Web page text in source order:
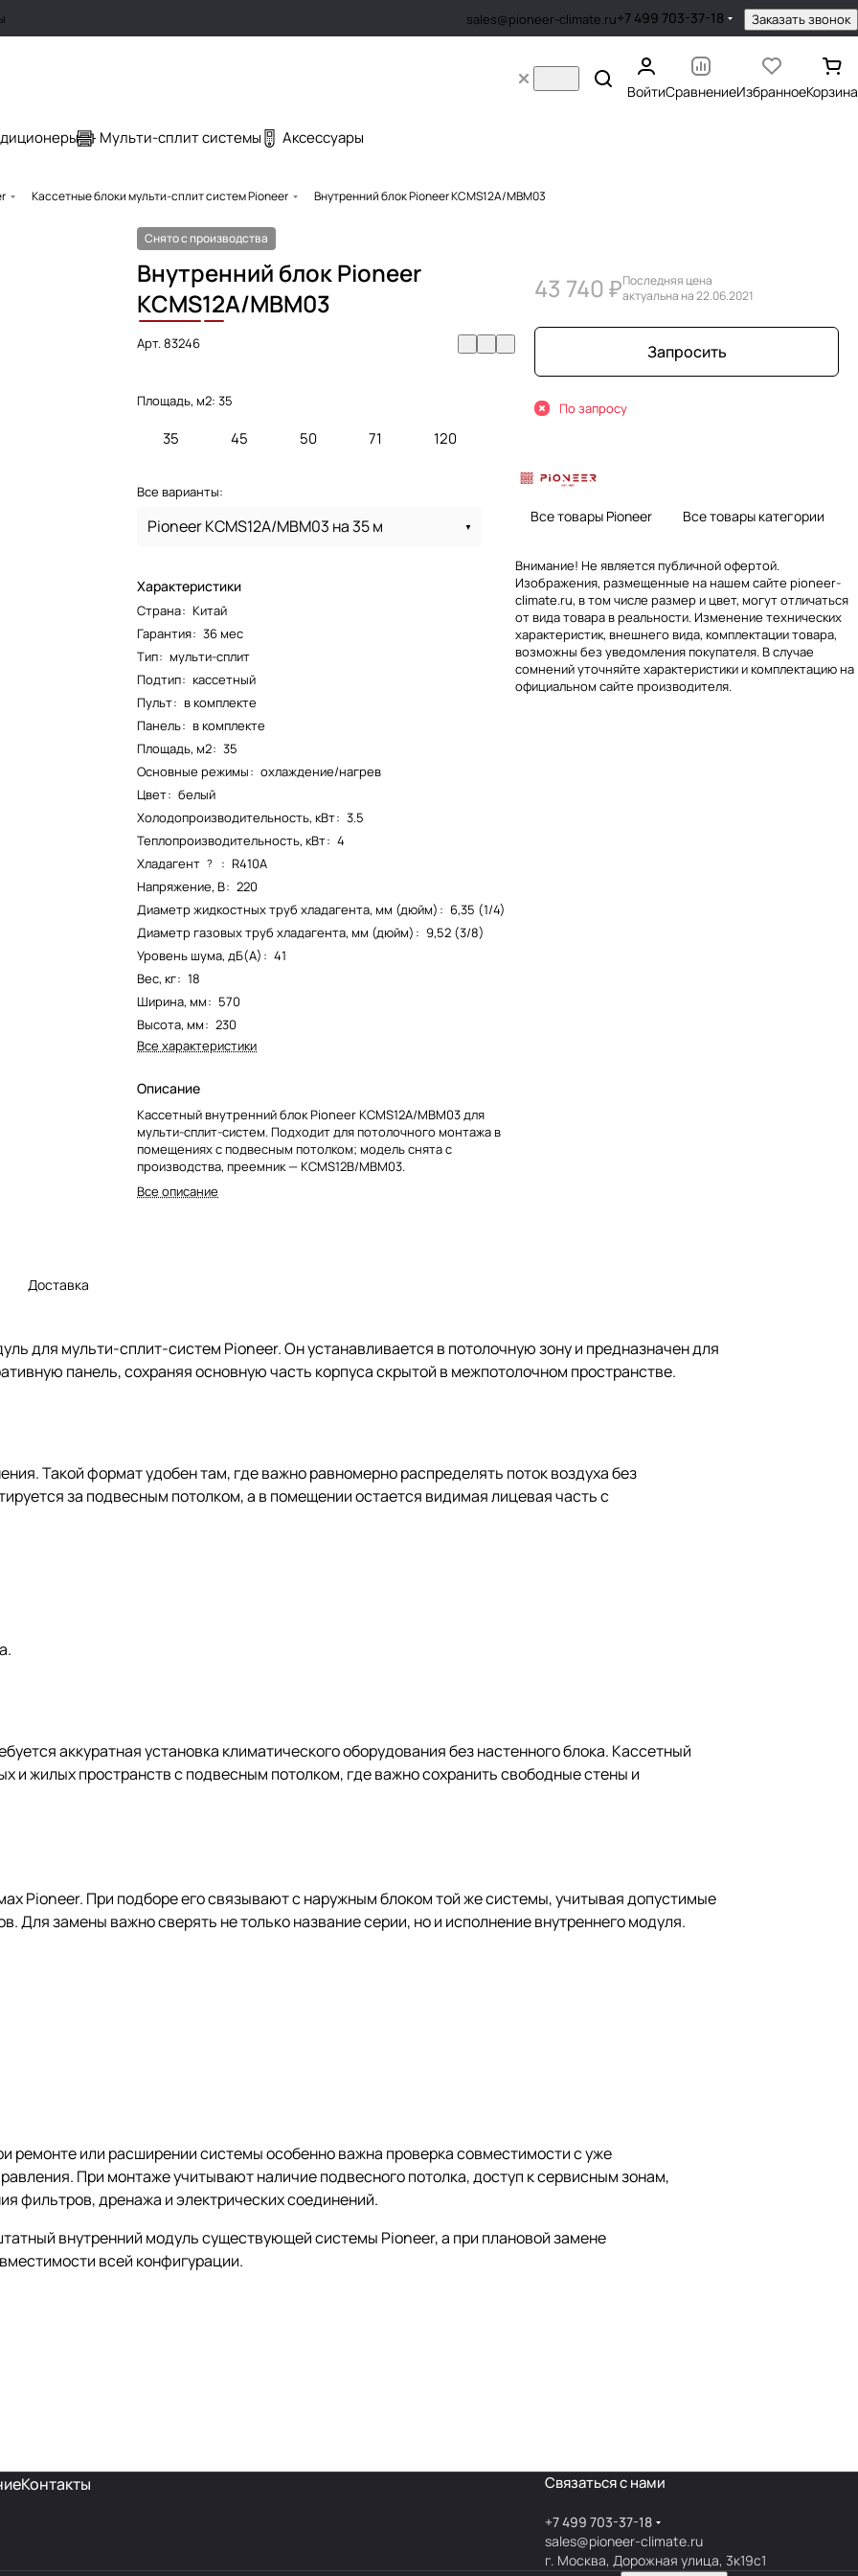
sales@pioneer-climate.ru+7 499 703-37-18 Заказать звонок
ВойтиСравнениеИзбранноеКорзина
Мульти-сплит системы Аксессуары
Кассетные блоки мульти-сплит систем Pioneer Внутренний блок Pioneer KCMS12A/MBM03
Снято с производства
Внутренний блок Pioneer
KCMS12A/MBM03
Арт.83246
Площадь, м2:35
35 45 50 71 120
Все варианты:
Pioneer KCMS12A/MBM03 на 35 м
Характеристики
Страна: Китай
Гарантия: 36 мес
Тип: мульти-сплит
Подтип: кассетный
Пульт: в комплекте
Панель: в комплекте
Площадь, м2: 35
Основные режимы: охлаждение/нагрев
Цвет: белый
Холодопроизводительность, кВт: 3.5
Теплопроизводительность, кВт: 4
Хладагент ? : R410A
Напряжение, В: 220
Диаметр жидкостных труб хладагента, мм (дюйм) : 6,35 (1/4)
Диаметр газовых труб хладагента, мм (дюйм) : 9,52 (3/8)
Уровень шума, дБ(А) : 41
Вес, кг: 18
Ширина, мм: 570
Высота, мм: 230
Все характеристики
Описание
Кассетный внутренний блок Pioneer KCMS12A/MBM03 для
мульти-сплит-систем. Подходит для потолочного монтажа в
помещениях с подвесным потолком; модель снята с
производства, преемник — KCMS12B/MBM03.
Все описание
43 740 ₽Последняя цена
актуальна на 22.06.2021
Запросить
По запросу
Все товары Pioneer Все товары категории
Внимание! Не является публичной офертой.
Изображения, размещенные на нашем сайте pioneer-
climate.ru, в том числе размер и цвет, могут отличаться
от вида товара в реальности. Изменение технических
характеристик, внешнего вида, комплектации товара,
возможны без уведомления покупателя. В случае
сомнений уточняйте характеристики и комплектацию на
официальном сайте производителя.
Доставка
для мульти-сплит-систем Pioneer. Он устанавливается в потолочную зону и предназначен для
панель, сохраняя основную часть корпуса скрытой в межпотолочном пространстве.
Такой формат удобен там, где важно равномерно распределять поток воздуха без
за подвесным потолком, а в помещении остается видимая лицевая часть с
аккуратная установка климатического оборудования без настенного блока. Кассетный
и жилых пространств с подвесным потолком, где важно сохранить свободные стены и
Pioneer. При подборе его связывают с наружным блоком той же системы, учитывая допустимые
Для замены важно сверять не только название серии, но и исполнение внутреннего модуля.
ремонте или расширении системы особенно важна проверка совместимости с уже
При монтаже учитывают наличие подвесного потолка, доступ к сервисным зонам,
фильтров, дренажа и электрических соединений.
внутренний модуль существующей системы Pioneer, а при плановой замене
всей конфигурации.
Контакты Связаться с нами
+7 499 703-37-18
sales@pioneer-climate.ru
г. Москва, Дорожная улица, 3к19с1